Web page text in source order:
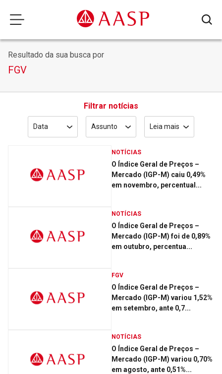
Resultado da sua busca por
FGV
Filtrar notícias
Data Assunto Leia mais
NOTÍCIAS
O Índice Geral de Preços –
Mercado (IGP-M) caiu 0,49%
em novembro, percentual...
NOTÍCIAS
O Índice Geral de Preços –
Mercado (IGP-M) foi de 0,89%
em outubro, percentua...
FGV
O Índice Geral de Preços –
Mercado (IGP-M) variou 1,52%
em setembro, ante 0,7...
NOTÍCIAS
O Índice Geral de Preços –
Mercado (IGP-M) variou 0,70%
em agosto, ante 0,51%...